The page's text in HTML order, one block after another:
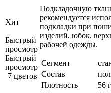
Хит
Быстрый
просмотр
Быстрый
просмотр
7 цветов
Подкладочную
рекомендуется
подкладки при
изделий, юбок,
рабочей одежды.
Сегмент
Состав
Плотность
56